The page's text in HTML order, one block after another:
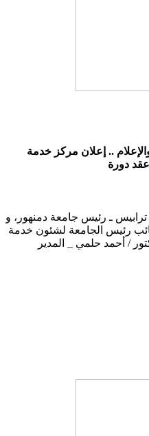
.. إعلان مركز خدمة
دورة
تحت رعاية الأستاذ الدكتور / إلهامي ترابيس ـ رئيس جامعة دمنهور، و
نائب رئيس الجامعة لشئون خدمة
/ أحمد حلمي _ المدير